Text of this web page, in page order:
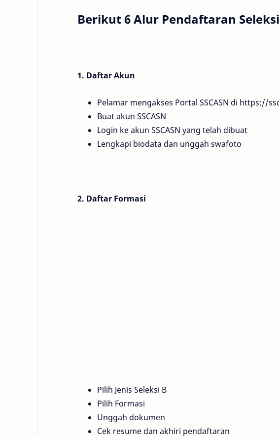
Berikut 6 Alur Pendaftaran Seleksi
1. Daftar Akun
Pelamar mengakses Portal SSCASN di https://
Buat akun SSCASN
Login ke akun SSCASN yang telah dibuat
Lengkapi biodata dan unggah swafoto
2. Daftar Formasi
Pilih Jenis Seleksi B
Pilih Formasi
Unggah dokumen
Cek resume dan akhiri pendaftaran